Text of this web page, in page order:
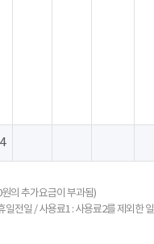
의 추가요금이 부과됨)
전일 / 사용료1 : 사용료2를 제외한 일